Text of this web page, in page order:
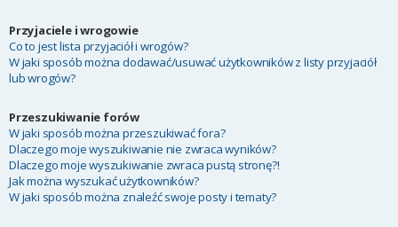
Przyjaciele i wrogowie
Co to jest lista przyjaciół i wrogów?
W jaki sposób można dodawać/usuwać użytkowników z listy przyjaciół
lub wrogów?
Przeszukiwanie forów
W jaki sposób można przeszukiwać fora?
Dlaczego moje wyszukiwanie nie zwraca wyników?
Dlaczego moje wyszukiwanie zwraca pustą stronę?!
Jak można wyszukać użytkowników?
W jaki sposób można znaleźć swoje posty i tematy?